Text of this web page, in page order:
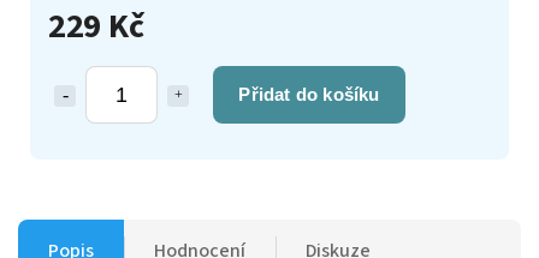
229 Kč
Přidat do košíku
Popis Hodnocení Diskuze